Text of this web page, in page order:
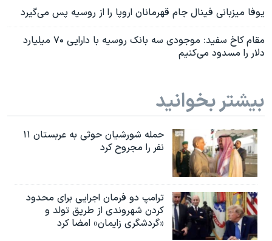
یوفا میزبانی فینال جام قهرمانان اروپا را از روسیه پس می‌گیرد
مقام کاخ سفید: موجودی سه بانک روسیه با دارایی ۷۰ میلیارد
دلار را مسدود می‌کنیم
بیشتر بخوانید
حمله شورشیان حوثی به عربستان ۱۱
نفر را مجروح کرد
ترامپ دو فرمان اجرایی برای محدود
کردن شهروندی از طریق تولد و
«گردشگری زایمان» امضا کرد